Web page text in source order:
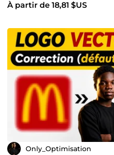
À partir de 18,81 $US
Only_Optimisation